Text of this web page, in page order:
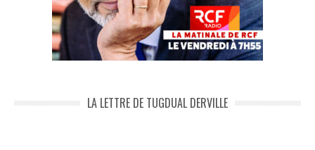
LA LETTRE DE TUGDUAL DERVILLE